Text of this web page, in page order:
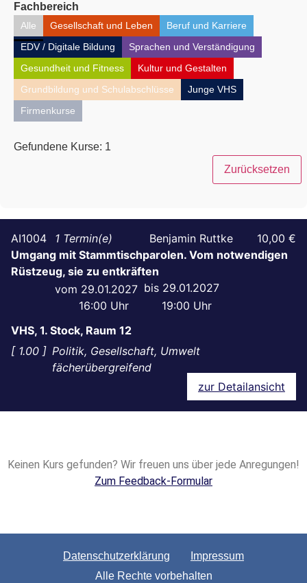
Fachbereich
Alle Gesellschaft und Leben
Beruf und Karriere
EDV / Digitale Bildung
Sprachen und Verständigung
Gesundheit und Fitness
Kultur und Gestalten
Grundbildung und Schulabschlüsse
Junge VHS
Firmenkurse
Gefundene Kurse: 1
Zurücksetzen
Umgang mit Stammtischparolen. Vom notwendigen
Rüstzeug, sie zu entkräften
AI1004
zur Detailansicht
1
29.01.2027
16:00
29.01.2027
19:00
VHS, 1. Stock, Raum 12
1.00
Politik, Gesellschaft, Umwelt
fächerübergreifend
Benjamin Ruttke 10,00 €
Keinen Kurs gefunden? Wir freuen uns über jede Anregungen!
Zum Feedback-Formular
Datenschutzerklärung
Impressum
Alle Rechte vorbehalten